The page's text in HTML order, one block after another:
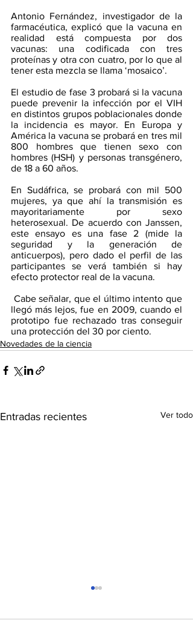
Antonio Fernández, investigador de la
farmacéutica, explicó que la vacuna en
realidad está compuesta por dos
vacunas: una codificada con tres
proteínas y otra con cuatro, por lo que al
tener esta mezcla se llama ‘mosaico’.
El estudio de fase 3 probará si la vacuna
puede prevenir la infección por el VIH
en distintos grupos poblacionales donde
la incidencia es mayor. En Europa y
América la vacuna se probará en tres mil
800 hombres que tienen sexo con
hombres (HSH) y personas transgénero,
de 18 a 60 años.
En Sudáfrica, se probará con mil 500
mujeres, ya que ahí la transmisión es
mayoritariamente por sexo
heterosexual. De acuerdo con Janssen,
este ensayo es una fase 2 (mide la
seguridad y la generación de
anticuerpos), pero dado el perfil de las
participantes se verá también si hay
efecto protector real de la vacuna.
llegó más lejos, fue en 2009, cuando el
prototipo fue rechazado tras conseguir
una protección del 30 por ciento.
Novedades de la ciencia
Entradas recientes Ver todo